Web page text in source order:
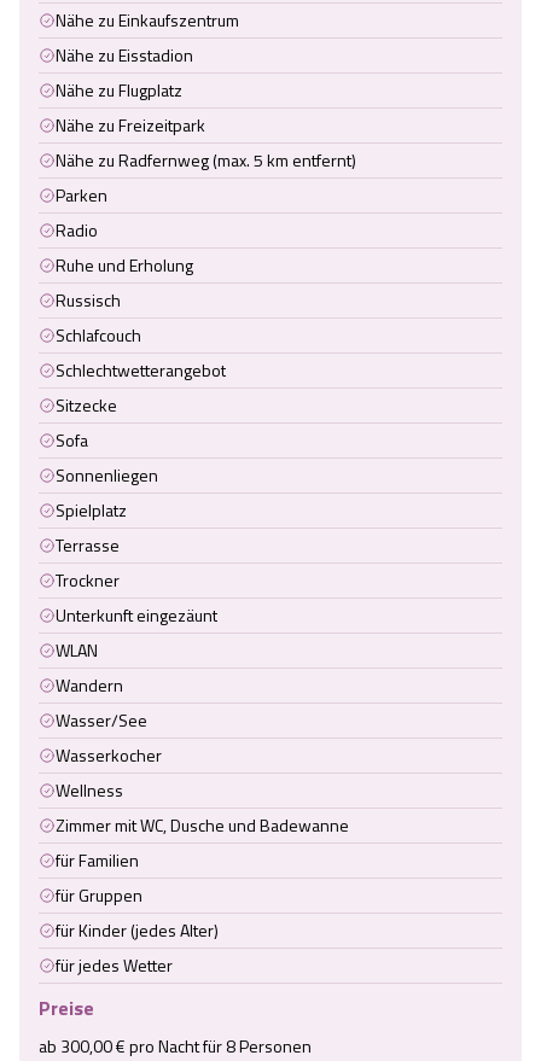
Nähe zu Einkaufszentrum
Nähe zu Eisstadion
Nähe zu Flugplatz
Nähe zu Freizeitpark
Nähe zu Radfernweg (max. 5 km entfernt)
Parken
Radio
Ruhe und Erholung
Russisch
Schlafcouch
Schlechtwetterangebot
Sitzecke
Sofa
Sonnenliegen
Spielplatz
Terrasse
Trockner
Unterkunft eingezäunt
WLAN
Wandern
Wasser/See
Wasserkocher
Wellness
Zimmer mit WC, Dusche und Badewanne
für Familien
für Gruppen
für Kinder (jedes Alter)
für jedes Wetter
Preise
ab 300,00 € pro Nacht für 8 Personen